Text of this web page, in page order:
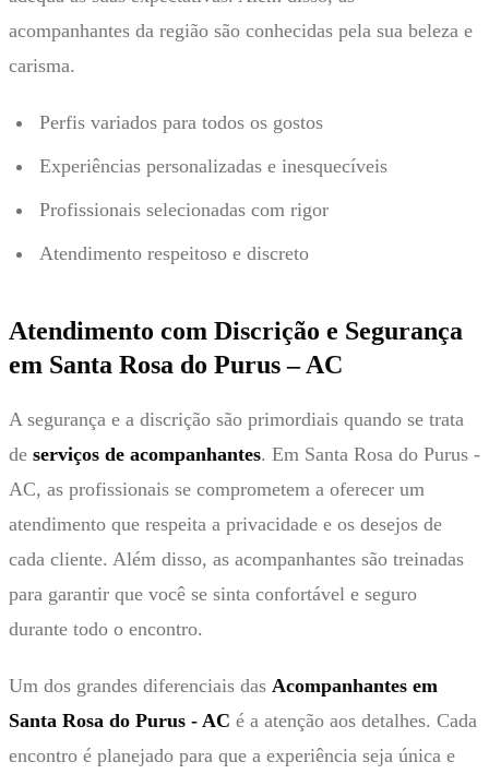
acompanhantes da região são conhecidas pela sua beleza e
carisma.
Perfis variados para todos os gostos
Experiências personalizadas e inesquecíveis
Profissionais selecionadas com rigor
Atendimento respeitoso e discreto
Atendimento com Discrição e Segurança
em Santa Rosa do Purus – AC
A segurança e a discrição são primordiais quando se trata
de serviços de acompanhantes. Em Santa Rosa do Purus -
AC, as profissionais se comprometem a oferecer um
atendimento que respeita a privacidade e os desejos de
cada cliente. Além disso, as acompanhantes são treinadas
para garantir que você se sinta confortável e seguro
durante todo o encontro.
Um dos grandes diferenciais das Acompanhantes em
Santa Rosa do Purus - AC é a atenção aos detalhes. Cada
encontro é planejado para que a experiência seja única e